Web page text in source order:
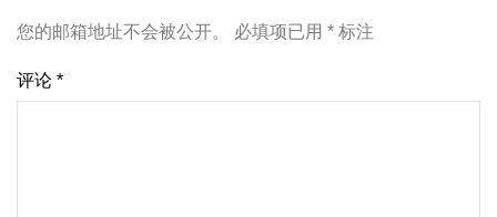
您的邮箱地址不会被公开。 必填项已用 * 标注
评论 *